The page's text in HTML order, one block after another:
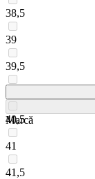
38,5
39
39,5
40,5
41
41,5
Marcă